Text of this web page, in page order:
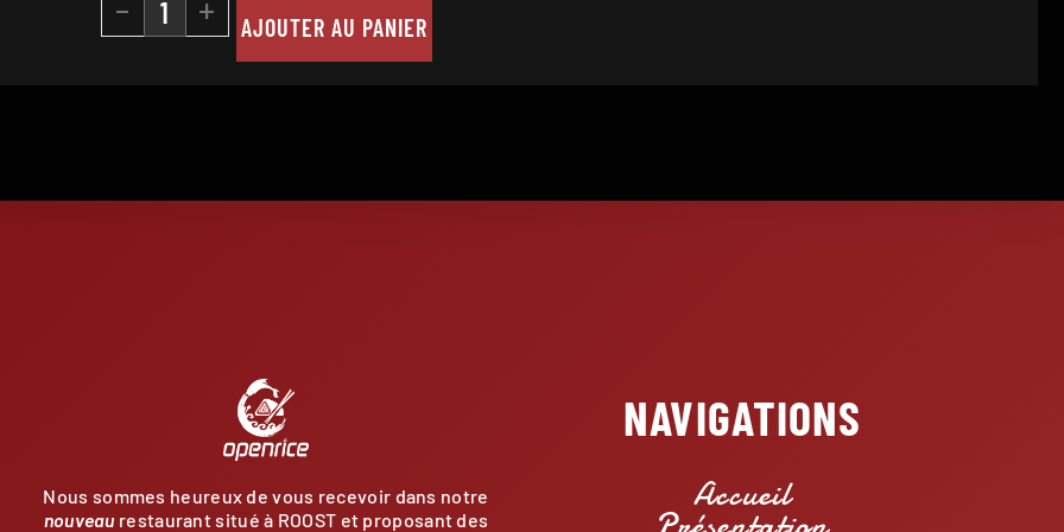
- + AJOUTER AU PANIER
Nous sommes heureux de vous recevoir dans notre
nouveau restaurant situé à ROOST et proposant des
NAVIGATIONS
Accueil